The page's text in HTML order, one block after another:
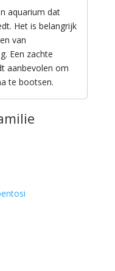
aquarium dat
Het is belangrijk
van
Een zachte
aanbevolen om
te bootsen.